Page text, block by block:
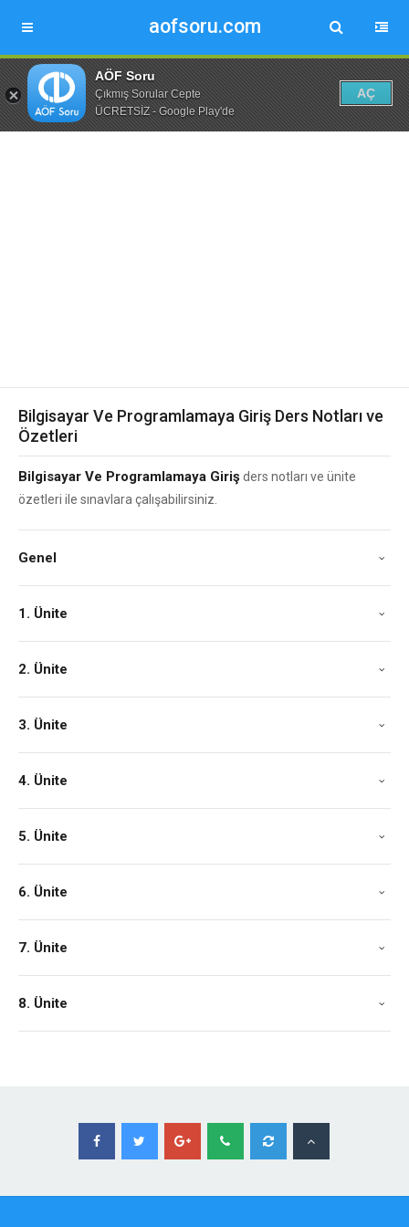
aofsoru.com
AÖF Soru
Çıkmış Sorular Cepte
ÜCRETSİZ - Google Play'de
AÇ
Bilgisayar Ve Programlamaya Giriş Ders Notları ve
Özetleri
Bilgisayar Ve Programlamaya Girişders notları ve ünite
özetleri ile sınavlara çalışabilirsiniz.
Genel
1. Ünite
2. Ünite
3. Ünite
4. Ünite
5. Ünite
6. Ünite
7. Ünite
8. Ünite